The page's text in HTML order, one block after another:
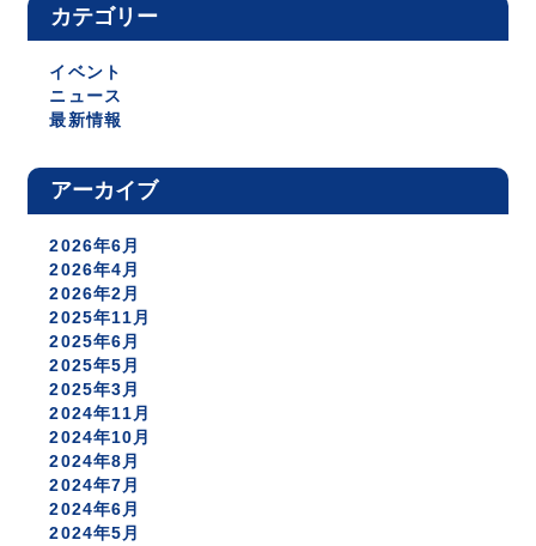
カテゴリー
イベント
ニュース
最新情報
アーカイブ
2026年6月
2026年4月
2026年2月
2025年11月
2025年6月
2025年5月
2025年3月
2024年11月
2024年10月
2024年8月
2024年7月
2024年6月
2024年5月